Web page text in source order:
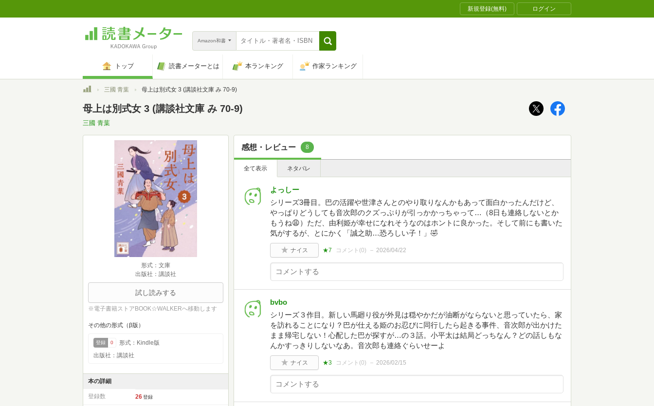
新規登録(無料) ログイン
Amazon和書
トップ 読書メーターとは 本ランキング 作家ランキング
トップ三國 青葉 母上は別式女 3 (講談社文庫 み 70-9)
母上は別式女 3 (講談社文庫 み 70-9)
三國 青葉
形式：文庫
出版社：講談社
試し読みする
※電子書籍ストアBOOK☆WALKERへ移動します
その他の形式（β版）
登録 0
形式：Kindle版
出版社：講談社
本の詳細
登録数 26 登録
感想・レビュー 8
全て表示 ネタバレ
よっしー
シリーズ3冊目。巴の活躍や世津さんとのやり取りなんかもあって面白かったんだけど、
やっぱりどうしても音次郎のクズっぷりが引っかかっちゃって…（8日も連絡しないとか
もうね😩）ただ、由利姫が幸せになれそうなのはホントに良かった。そして前にも書いた
気がするが、とにかく「誠之助…恐ろしい子！」🤣
ナイス ★7 コメント(0) 2026/04/22
bvbo
シリーズ３作目。新しい馬廻り役が外見は穏やかだが油断がならないと思っていたら、家
を訪れることになり？巴が仕える姫のお忍びに同行したら起きる事件、音次郎が出かけた
まま帰宅しない！心配した巴が探すが…の３話。小平太は結局どっちなん？どの話しもな
んかすっきりしないなあ。音次郎も連絡ぐらいせーよ
ナイス ★3 コメント(0) 2026/02/15